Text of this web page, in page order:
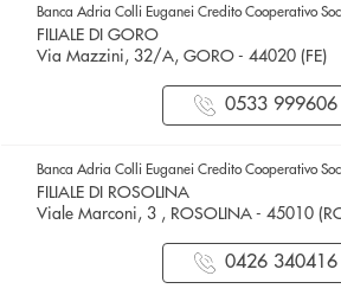
Banca Adria Colli Euganei Credito Cooperativo
FILIALE DI GORO
Via Mazzini, 32/A, GORO - 44020 (FE)
0533 999606
Banca Adria Colli Euganei Credito Cooperativo
FILIALE DI ROSOLINA
Viale Marconi, 3 , ROSOLINA - 45010
0426 340416